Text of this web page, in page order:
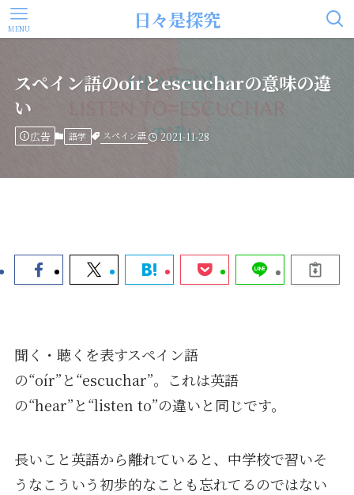
日々是探究
MENU
スペイン語のoírとescucharの意味の違
い
広告 語学 スペイン語 2021-11-28
聞く・聴くを表すスペイン語
の“oír”と“escuchar”。これは英語
の“hear”と“listen to”の違いと同じです。
長いこと英語から離れていると、中学校で習いそ
うなこういう初歩的なことも忘れてるのではない